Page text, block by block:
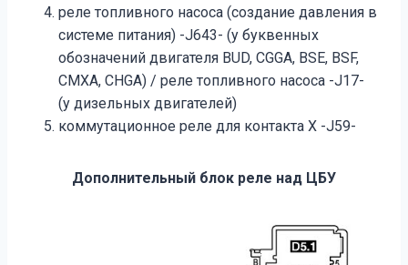
реле топливного насоса (создание давления в
системе питания) -J643- (у буквенных
обозначений двигателя BUD, CGGA, BSE, BSF,
CMXA, CHGA) / реле топливного насоса -J17-
(у дизельных двигателей)
коммутационное реле для контакта Х -J59-
Дополнительный блок реле над ЦБУ